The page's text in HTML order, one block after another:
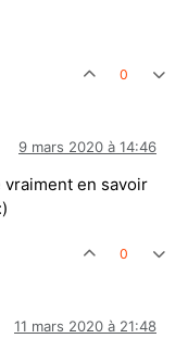
0
9 mars 2020 à 14:46
vraiment en savoir
0
11 mars 2020 à 21:48